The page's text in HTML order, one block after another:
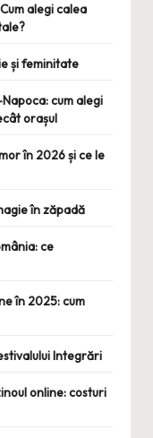
alegi calea
și feminitate
cum alegi
orașul
în 2026 și ce le
în zăpadă
ce
în 2025: cum
Integrări
online: costuri